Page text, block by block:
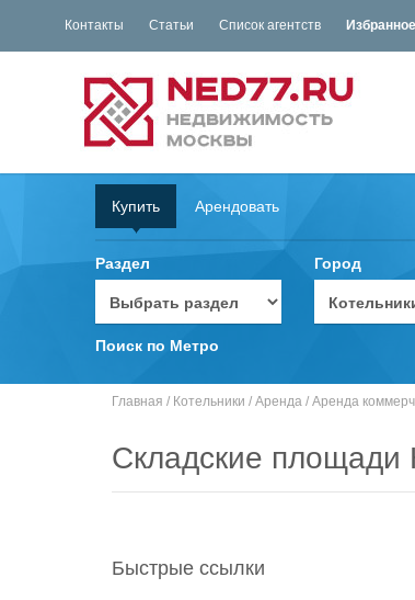
Контакты Статьи Список агентств Избранное
Купить Арендовать
Раздел Город
Поиск по Метро
Главная / Котельники / Аренда / Аренда
Складские площади
Быстрые ссылки